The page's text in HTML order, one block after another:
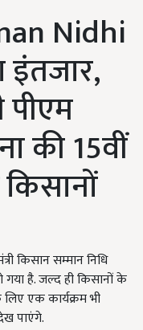
Nidhi
पीएम
की 15वीं
किसान सम्मान निधि
गया है. जल्द ही किसानों के
एक कार्यक्रम भी
पाएंगे.